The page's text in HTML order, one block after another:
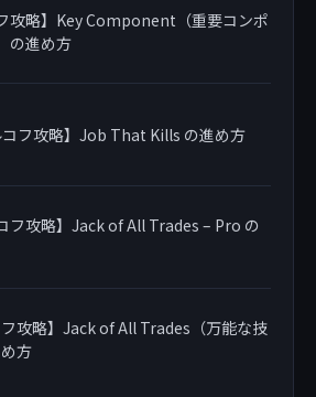
攻略】Key Component（重要コンポ
の進め方
コフ攻略】Job That Kills の進め方
フ攻略】Jack of All Trades – Pro の
フ攻略】Jack of All Trades（万能な技
方